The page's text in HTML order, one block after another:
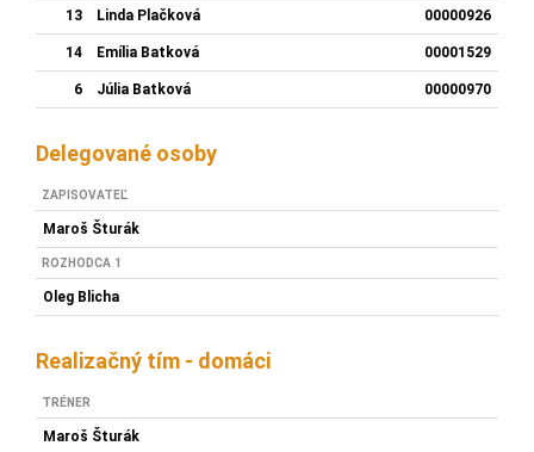
13 Linda Plačková 00000926
14 Emília Batková 00001529
6 Júlia Batková 00000970
Delegované osoby
ZAPISOVATEĽ
Maroš Šturák
ROZHODCA 1
Oleg Blicha
Realizačný tím - domáci
TRÉNER
Maroš Šturák